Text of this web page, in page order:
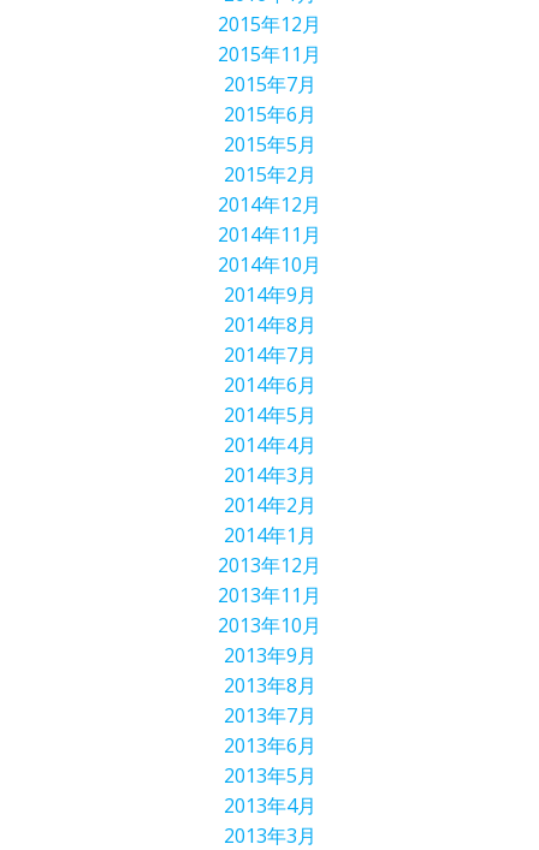
2015年12月
2015年11月
2015年7月
2015年6月
2015年5月
2015年2月
2014年12月
2014年11月
2014年10月
2014年9月
2014年8月
2014年7月
2014年6月
2014年5月
2014年4月
2014年3月
2014年2月
2014年1月
2013年12月
2013年11月
2013年10月
2013年9月
2013年8月
2013年7月
2013年6月
2013年5月
2013年4月
2013年3月